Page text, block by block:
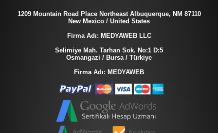
1209 Mountain Road Place Northeast Albuquerque, NM 87110
New Mexico / United States
Firma Adı: MEDYAWEB LLC
Selimiye Mah. Tarhan Sok. No:1 D:5
Osmangazi / Bursa / Türkiye
Firma Adı: MEDYAWEB